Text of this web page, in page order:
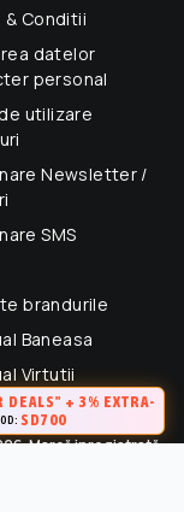
& Conditii
datelor
personal
utilizare
Newsletter /
SMS
brandurile
Baneasa
Virtutii
Marcă inregistrată.
DEALS" + 3% EXTRA-
SD700